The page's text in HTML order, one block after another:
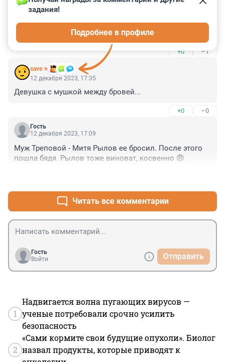
12 декабря 2023, 22:28
А мне не жаль татку
Жил грешно , помер смешно
+0 –1
save ⭐
задания!
Подробнее в профиле
12 декабря 2023, 17:35
Девушка с мушкой между бровей...
+0 –0
Гость
12 декабря 2023, 17:09
Муж Треповой - Митя Рылов ее бросил. После этого
пошла бядя. Рылов тоже виноват, косвенно 😠
Читать все комментарии
Гость
Войти
Отправить
1
Надвигается волна пугающих вирусов —
ученые потребовали срочно усилить
безопасность
2
«Сами кормите свои будущие опухоли». Биолог
назвал продукты, которые приводят к